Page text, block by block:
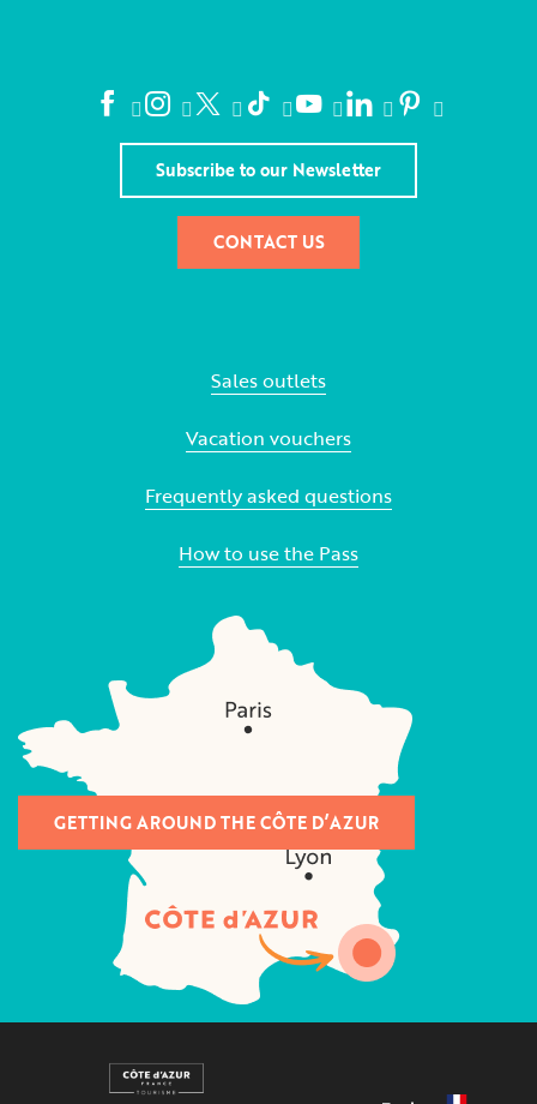
Subscribe to our Newsletter
CONTACT US
Sales outlets
Vacation vouchers
Frequently asked questions
How to use the Pass
GETTING AROUND THE CÔTE D’AZUR